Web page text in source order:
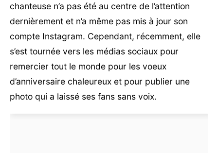
chanteuse n’a pas été au centre de l’attention
dernièrement et n’a même pas mis à jour son
compte Instagram. Cependant, récemment, elle
s’est tournée vers les médias sociaux pour
remercier tout le monde pour les voeux
d’anniversaire chaleureux et pour publier une
photo qui a laissé ses fans sans voix.